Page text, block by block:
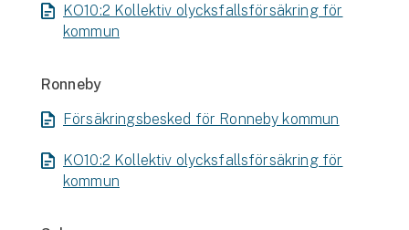
KO10:2 Kollektiv olycksfallsförsäkring för
kommun
Ronneby
Försäkringsbesked för Ronneby kommun
KO10:2 Kollektiv olycksfallsförsäkring för
kommun